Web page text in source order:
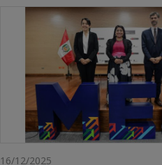
16/12/2025